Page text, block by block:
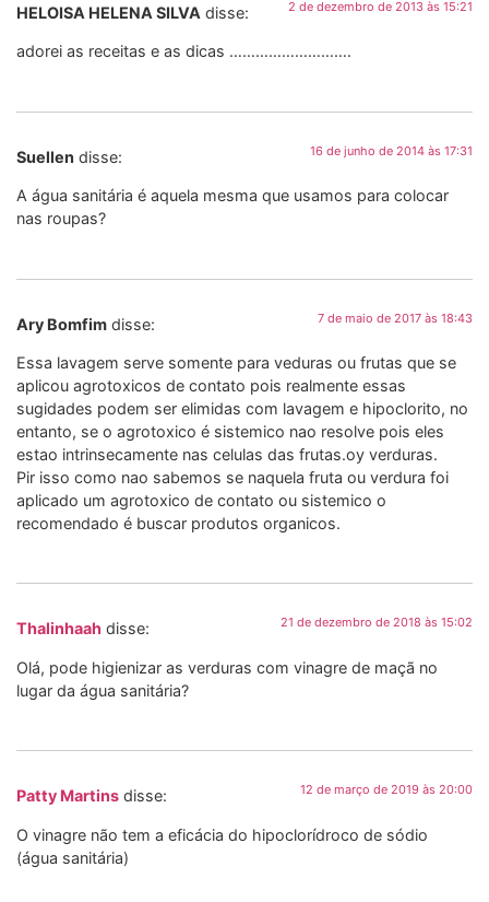
HELOISA HELENA SILVA disse: 2 de dezembro de 2013 às 15:21
adorei as receitas e as dicas ……………………….
Suellen disse: 16 de junho de 2014 às 17:31
A água sanitária é aquela mesma que usamos para colocar
nas roupas?
Ary Bomfim disse: 7 de maio de 2017 às 18:43
Essa lavagem serve somente para veduras ou frutas que se
aplicou agrotoxicos de contato pois realmente essas
sugidades podem ser elimidas com lavagem e hipoclorito, no
entanto, se o agrotoxico é sistemico nao resolve pois eles
estao intrinsecamente nas celulas das frutas.oy verduras.
Pir isso como nao sabemos se naquela fruta ou verdura foi
aplicado um agrotoxico de contato ou sistemico o
recomendado é buscar produtos organicos.
Thalinhaah disse: 21 de dezembro de 2018 às 15:02
Olá, pode higienizar as verduras com vinagre de maçã no
lugar da água sanitária?
Patty Martins disse: 12 de março de 2019 às 20:00
O vinagre não tem a eficácia do hipoclorídroco de sódio
(água sanitária)